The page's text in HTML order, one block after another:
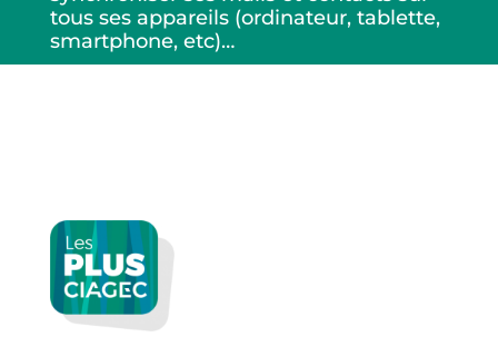
tous ses appareils (ordinateur, tablette,
smartphone, etc)…